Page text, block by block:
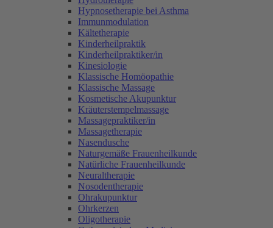
Hypnosetherapie bei Asthma
Immunmodulation
Kältetherapie
Kinderheilpraktik
Kinderheilpraktiker/in
Kinesiologie
Klassische Homöopathie
Klassische Massage
Kosmetische Akupunktur
Kräuterstempelmassage
Massagepraktiker/in
Massagetherapie
Nasendusche
Naturgemäße Frauenheilkunde
Natürliche Frauenheilkunde
Neuraltherapie
Nosodentherapie
Ohrakupunktur
Ohrkerzen
Oligotherapie